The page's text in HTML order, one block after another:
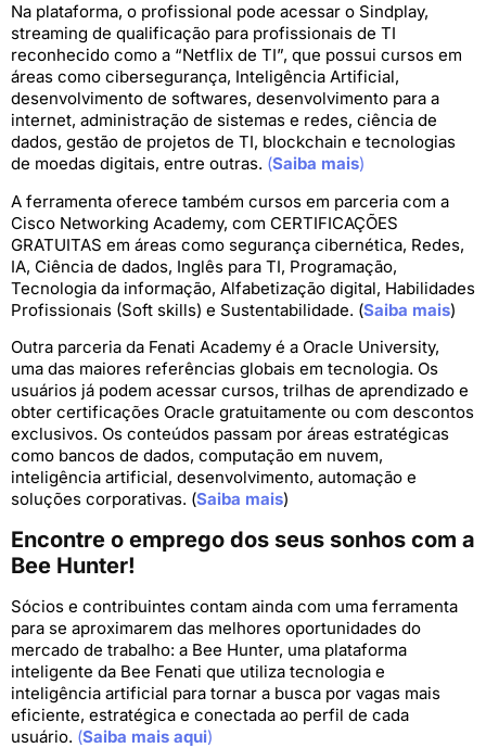
Na plataforma, o profissional pode acessar o Sindplay,
streaming de qualificação para profissionais de TI
reconhecido como a “Netflix de TI”, que possui cursos em
áreas como cibersegurança, Inteligência Artificial,
desenvolvimento de softwares, desenvolvimento para a
internet, administração de sistemas e redes, ciência de
dados, gestão de projetos de TI, blockchain e tecnologias
de moedas digitais, entre outras. (Saiba mais)
A ferramenta oferece também cursos em parceria com a
Cisco Networking Academy, com CERTIFICAÇÕES
GRATUITAS em áreas como segurança cibernética, Redes,
IA, Ciência de dados, Inglês para TI, Programação,
Tecnologia da informação, Alfabetização digital, Habilidades
Profissionais (Soft skills) e Sustentabilidade. (Saiba mais)
Outra parceria da Fenati Academy é a Oracle University,
uma das maiores referências globais em tecnologia. Os
usuários já podem acessar cursos, trilhas de aprendizado e
obter certificações Oracle gratuitamente ou com descontos
exclusivos. Os conteúdos passam por áreas estratégicas
como bancos de dados, computação em nuvem,
inteligência artificial, desenvolvimento, automação e
soluções corporativas. (Saiba mais)
Encontre o emprego dos seus sonhos com a
Bee Hunter!
Sócios e contribuintes contam ainda com uma ferramenta
para se aproximarem das melhores oportunidades do
mercado de trabalho: a Bee Hunter, uma plataforma
inteligente da Bee Fenati que utiliza tecnologia e
inteligência artificial para tornar a busca por vagas mais
eficiente, estratégica e conectada ao perfil de cada
usuário. (Saiba mais aqui)